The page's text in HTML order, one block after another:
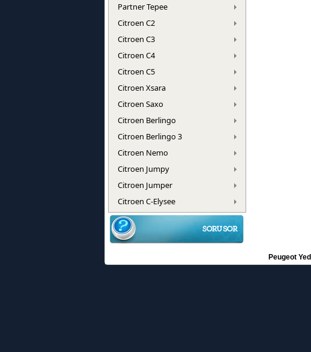
Partner Tepee
Citroen C2
Citroen C3
Citroen C4
Citroen C5
Citroen Xsara
Citroen Saxo
Citroen Berlingo
Citroen Berlingo 3
Citroen Nemo
Citroen Jumpy
Citroen Jumper
Citroen C-Elysee
Peugeot